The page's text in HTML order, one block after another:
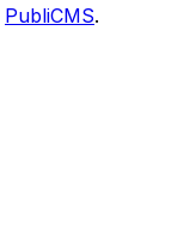
PubliCMS.